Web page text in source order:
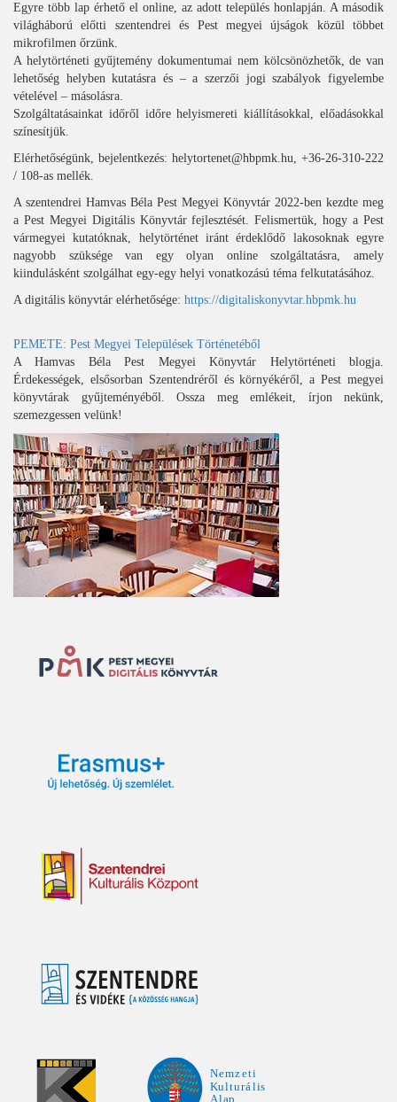
Egyre több lap érhető el online, az adott település honlapján. A második
világháború előtti szentendrei és Pest megyei újságok közül többet
mikrofilmen őrzünk.
A helytörténeti gyűjtemény dokumentumai nem kölcsönözhetők, de van
lehetőség helyben kutatásra és – a szerzői jogi szabályok figyelembe
vételével – másolásra.
Szolgáltatásainkat időről időre helyismereti kiállításokkal, előadásokkal
színesítjük.
Elérhetőségünk, bejelentkezés: helytortenet@hbpmk.hu, +36-26-310-222
/ 108-as mellék.
A szentendrei Hamvas Béla Pest Megyei Könyvtár 2022-ben kezdte meg
a Pest Megyei Digitális Könyvtár fejlesztését. Felismertük, hogy a Pest
vármegyei kutatóknak, helytörténet iránt érdeklődő lakosoknak egyre
nagyobb szüksége van egy olyan online szolgáltatásra, amely
kiindulásként szolgálhat egy-egy helyi vonatkozású téma felkutatásához.
A digitális könyvtár elérhetősége: https://digitaliskonyvtar.hbpmk.hu
PEMETE: Pest Megyei Települések Történetéből
A Hamvas Béla Pest Megyei Könyvtár Helytörténeti blogja.
Érdekességek, elsősorban Szentendréről és környékéről, a Pest megyei
könyvtárak gyűjteményéből. Ossza meg emlékeit, írjon nekünk,
szemezgessen velünk!